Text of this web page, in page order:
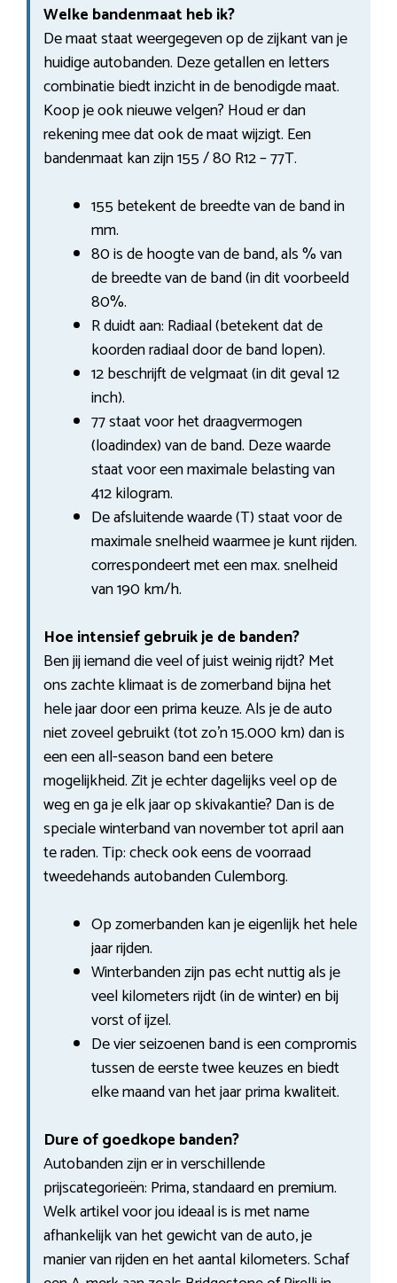
Welke bandenmaat heb ik?
De maat staat weergegeven op de zijkant van je
huidige autobanden. Deze getallen en letters
combinatie biedt inzicht in de benodigde maat.
Koop je ook nieuwe velgen? Houd er dan
rekening mee dat ook de maat wijzigt. Een
bandenmaat kan zijn 155 / 80 R12 – 77T.
155 betekent de breedte van de band in
mm.
80 is de hoogte van de band, als % van
de breedte van de band (in dit voorbeeld
80%.
R duidt aan: Radiaal (betekent dat de
koorden radiaal door de band lopen).
12 beschrijft de velgmaat (in dit geval 12
inch).
77 staat voor het draagvermogen
(loadindex) van de band. Deze waarde
staat voor een maximale belasting van
412 kilogram.
De afsluitende waarde (T) staat voor de
maximale snelheid waarmee je kunt rijden.
correspondeert met een max. snelheid
van 190 km/h.
Hoe intensief gebruik je de banden?
Ben jij iemand die veel of juist weinig rijdt? Met
ons zachte klimaat is de zomerband bijna het
hele jaar door een prima keuze. Als je de auto
niet zoveel gebruikt (tot zo’n 15.000 km) dan is
een een all-season band een betere
mogelijkheid. Zit je echter dagelijks veel op de
weg en ga je elk jaar op skivakantie? Dan is de
speciale winterband van november tot april aan
te raden. Tip: check ook eens de voorraad
tweedehands autobanden Culemborg.
Op zomerbanden kan je eigenlijk het hele
jaar rijden.
Winterbanden zijn pas echt nuttig als je
veel kilometers rijdt (in de winter) en bij
vorst of ijzel.
De vier seizoenen band is een compromis
tussen de eerste twee keuzes en biedt
elke maand van het jaar prima kwaliteit.
Dure of goedkope banden?
Autobanden zijn er in verschillende
prijscategorieën: Prima, standaard en premium.
Welk artikel voor jou ideaal is is met name
afhankelijk van het gewicht van de auto, je
manier van rijden en het aantal kilometers. Schaf